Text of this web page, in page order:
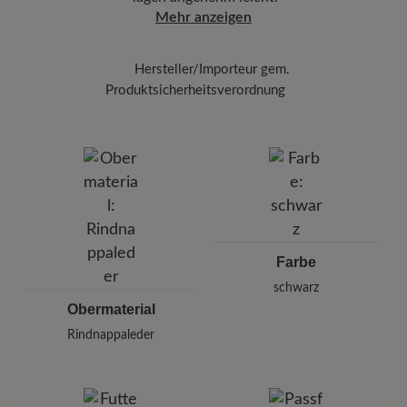
Atmungsaktiv
farblich passende Pflegecreme (50 ml) dünn
und gleichmäßig mit einem weichen Tuch auf.
Carbon Pro (400 ml)Halten Sie dabei
einen Abstand von 20-30 cm ein.
Mehr anzeigen
Hersteller/Importeur gem.
Produktsicherheitsverordnung
Pleidelsheimer Str. 15/1, 74321 Bietigheim-Bissingen,
E-mail:
kundenbetreuung@baer-schuhe.de
Obermaterial
Rindnappaleder
Farbe
schwarz